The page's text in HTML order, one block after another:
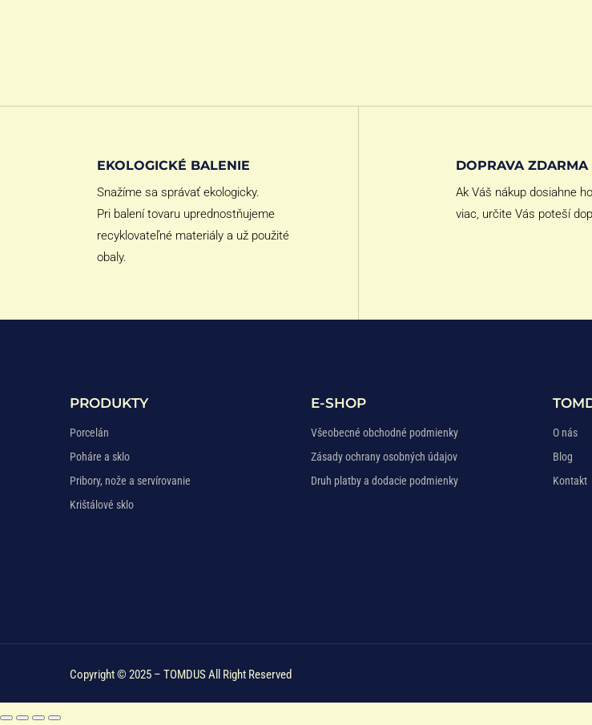
EKOLOGICKÉ BALENIE
Snažíme sa správať ekologicky.
Pri balení tovaru uprednostňujeme
recyklovateľné materiály a už použité
obaly.
DOPRAVA ZDARMA
Ak Váš nákup dosiahne
viac, určite Vás poteší
PRODUKTY
Porcelán
Poháre a sklo
Pribory, nože a servírovanie
Krištálové sklo
E-SHOP
Všeobecné obchodné podmienky
Zásady ochrany osobných údajov
Druh platby a dodacie podmienky
O nás
Blog
Kontakt
Copyright © 2025 – TOMDUS All Right Reserved